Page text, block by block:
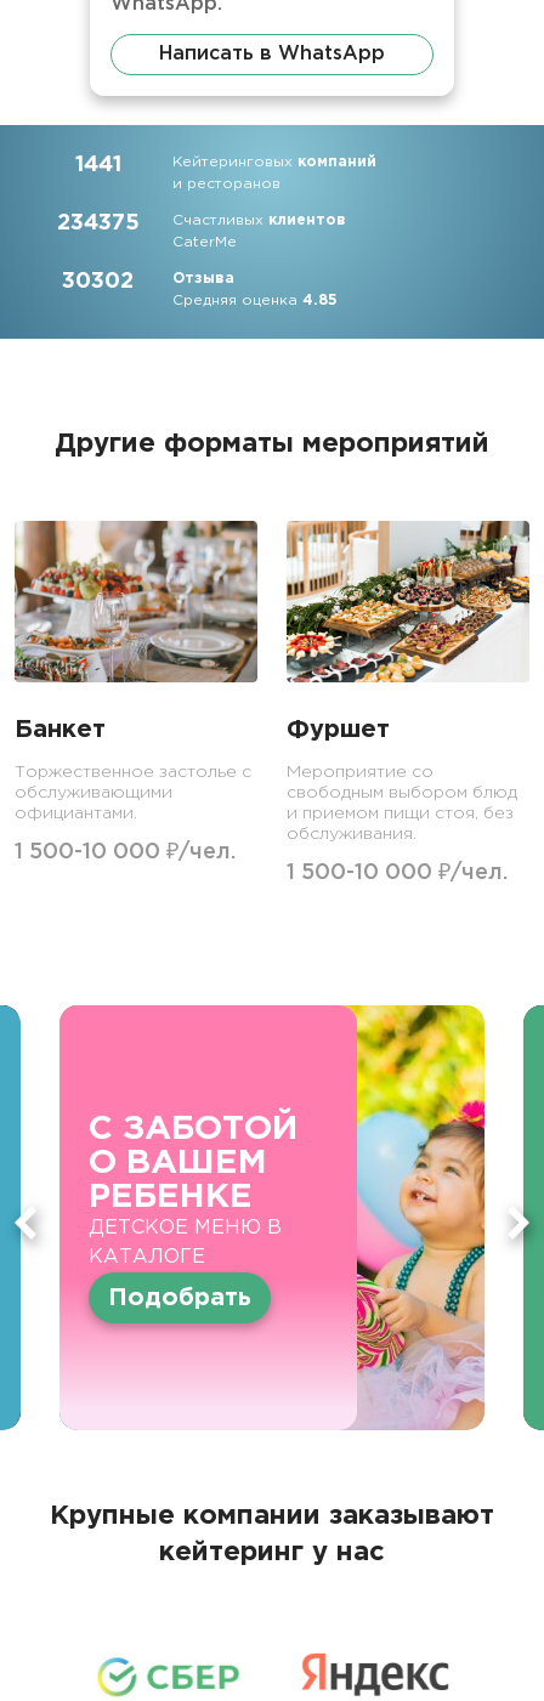
WhatsApp.
Написать в WhatsApp
1441 Кейтеринговых компаний
и ресторанов
234375 Счастливых клиентов
CaterMe
30302
Отзыва
Средняя оценка4.85
Другие форматы мероприятий
Банкет
Торжественное застолье с
обслуживающими
официантами.
1 500-10 000 ₽/чел.
Фуршет
Мероприятие со
свободным выбором блюд
и приемом пищи стоя, без
обслуживания.
1 500-10 000 ₽/чел.
С ЗАБОТОЙ
О ВАШЕМ
РЕБЕНКЕ
ДЕТСКОЕ МЕНЮ В
КАТАЛОГЕ
Подобрать
Крупные компании заказывают
кейтеринг у нас